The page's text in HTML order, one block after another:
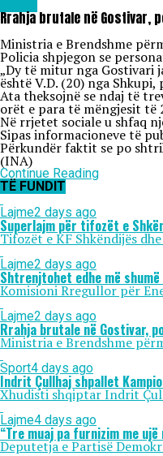
Rrahja brutale në Gostivar,
Ministria e Brendshme
Policia shpjegon se
„Dy të mitur nga
është V.D. (20) nga
Ata theksojnë se ndaj të
orët e para të mëngjesit të
Në rrjetet sociale u shfaq
Sipas informacioneve të
Përkundër faktit se po
(INA)
Continue Reading
TË FUNDIT
Lajme2 days ago
Superlajm për tifozët e
Tifozët e KF Shkëndijës
Lajme2 days ago
Shtrenjtohet edhe më
Komisioni Rregullor për
Lajme2 days ago
Rrahja brutale në Gostivar,
Ministria e Brendshme
Sport4 days ago
Indrit Çullhaj shpallet
Xhudisti shqiptar Indrit
Lajme4 days ago
“Tre muaj pa furnizim me
Deputetja e Partisë